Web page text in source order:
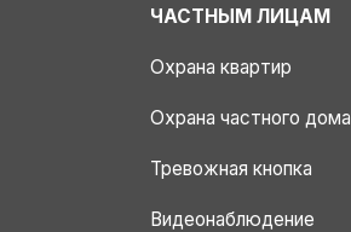
ЧАСТНЫМ ЛИЦАМ
Охрана квартир
Охрана частного дома
Тревожная кнопка
Видеонаблюдение